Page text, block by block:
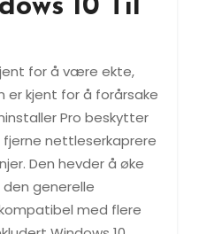
10 Til
for å være ekte,
er kjent for å forårsake
Pro beskytter
nettleserkaprere
Den hevder å øke
generelle
med flere